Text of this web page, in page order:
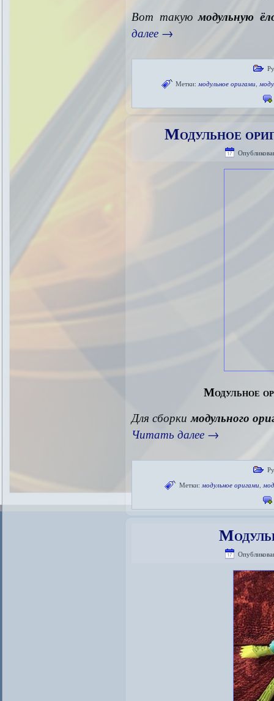
Вот такуюмодульную
далее →
Метки: модульное оригами,
Модульное
Модульное
Для сборкимодульного
Читать далее →
Метки: модульное оригами,